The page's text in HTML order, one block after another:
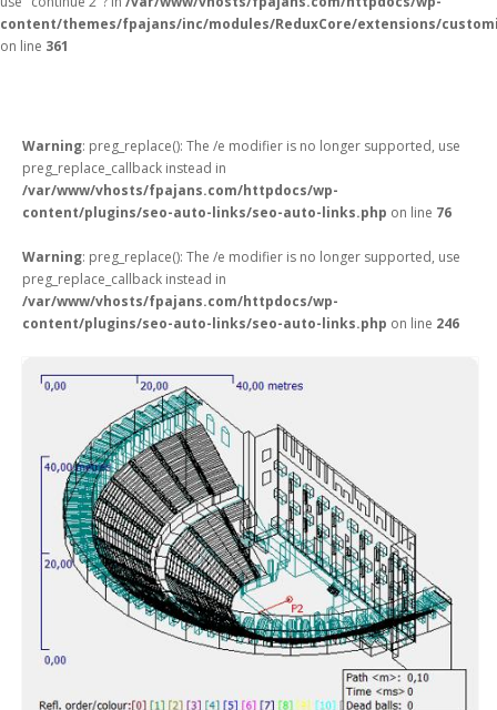
content/themes/fpajans/inc/modules/ReduxCore/extensions/
on line 361
Warning: preg_replace(): The /e modifier is no longer supported, use
preg_replace_callback instead in
/var/www/vhosts/fpajans.com/httpdocs/wp-
content/plugins/seo-auto-links/seo-auto-links.php on line 76
Warning: preg_replace(): The /e modifier is no longer supported, use
preg_replace_callback instead in
/var/www/vhosts/fpajans.com/httpdocs/wp-
content/plugins/seo-auto-links/seo-auto-links.php on line 246